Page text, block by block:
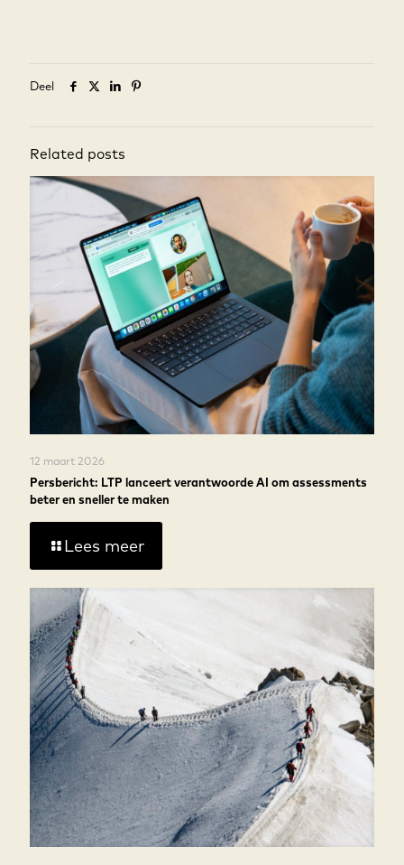
Deel
Related posts
12 maart 2026
Persbericht: LTP lanceert verantwoorde AI om assessments
beter en sneller te maken
Lees meer